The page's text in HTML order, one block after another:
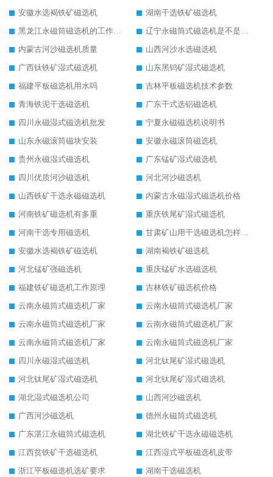
安徽水选褐铁矿磁选机
湖南干选铁矿磁选机
黑龙江永磁筒磁选机的工作原理
辽宁永磁筒式磁选机是不是强磁
内蒙古河沙磁选机质量
山西河沙水选磁选机
广西钛铁矿湿式磁选机
山东黑钨矿湿式磁选机
福建平板磁选机用水吗
吉林平板磁选机技术参数
青海铁泥干选磁选机
广东干式选铝磁选机
四川永磁湿式磁选机批发
宁夏永磁磁选机说明书
山东永磁滚筒磁块安装
安徽永磁滚筒磁选机
贵州永磁湿式磁选机
广东锰矿湿式磁选机
四川优质河沙磁选机
河北河沙磁选机
山西铁矿干选永磁磁选机
内蒙古永磁湿式磁选机价格
河南铁矿磁选机有多重
重庆铁尾矿湿式磁选机
河南干选专用磁选机
甘肃矿山用干选磁选机怎样调磁
安徽水选褐铁矿磁选机
湖南褐铁矿磁选机
河北锰矿强磁选机
重庆锰矿水选磁选机
福建铁矿磁选机工作原理
吉林铁矿磁选机价格
云南永磁筒式磁选机厂家
云南永磁筒式磁选机厂家
云南永磁筒式磁选机厂家
云南永磁筒式磁选机厂家
云南永磁筒式磁选机厂家
云南永磁筒式磁选机厂家
四川永磁湿式磁选机
河北钛尾矿湿式磁选机
河北钛尾矿湿式磁选机
河北钛尾矿湿式磁选机
湖北湿式磁选机公司
山西河沙磁选机
广西河沙磁选机
德州永磁筒式磁选机
广东湛江永磁筒式磁选机
湖北铁矿干选永磁磁选机
江西贫铁矿干选磁选机
江西湿式平板磁选机皮带
浙江平板磁选机选矿要求
湖南干选磁选机